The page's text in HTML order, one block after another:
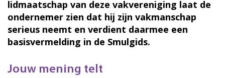
lidmaatschap van deze vakvereniging laat de
ondernemer zien dat hij zijn vakmanschap
serieus neemt en verdient daarmee een
basisvermelding in de Smulgids.
Jouw mening telt